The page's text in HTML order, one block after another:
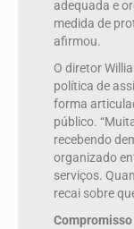
adequada e
medida de
afirmou.
O diretor
política de
forma
público.
recebendo
organizado
serviços.
recai sobre